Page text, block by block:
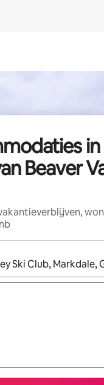
in
Beaver
beschikbaar